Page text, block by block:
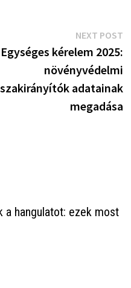
NEXT POST
Egységes kérelem 2025:
növényvédelmi
szakirányítók adatainak
megadása
a hangulatot: ezek most